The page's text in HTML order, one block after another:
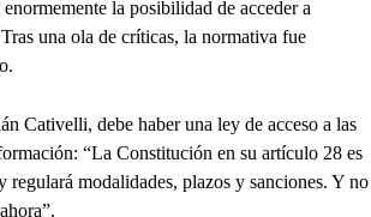
la posibilidad de acceder a
una ola de críticas, la normativa fue
Cativelli, debe haber una ley de acceso a las
“La Constitución en su artículo 28 es
regulará modalidades, plazos y sanciones. Y no